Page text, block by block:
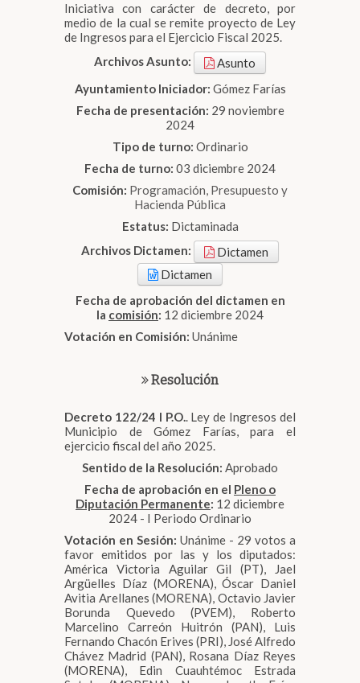
Iniciativa con carácter de decreto, por
medio de la cual se remite proyecto de Ley
de Ingresos para el Ejercicio Fiscal 2025.
Archivos Asunto:
Asunto
Ayuntamiento Iniciador: Gómez Farías
Fecha de presentación: 29 noviembre
2024
Tipo de turno: Ordinario
Fecha de turno: 03 diciembre 2024
Comisión: Programación, Presupuesto y
Hacienda Pública
Estatus: Dictaminada
Archivos Dictamen:
Dictamen
Dictamen
Fecha de aprobación del dictamen en
la comisión: 12 diciembre 2024
Votación en Comisión: Unánime
Resolución
Decreto 122/24 I P.O.. Ley de Ingresos del
Municipio de Gómez Farías, para el
ejercicio fiscal del año 2025.
Sentido de la Resolución: Aprobado
Fecha de aprobación en el Pleno o
Diputación Permanente: 12 diciembre
2024 - I Periodo Ordinario
Votación en Sesión: Unánime - 29 votos a
favor emitidos por las y los diputados:
América Victoria Aguilar Gil (PT), Jael
Argüelles Díaz (MORENA), Óscar Daniel
Avitia Arellanes (MORENA), Octavio Javier
Borunda Quevedo (PVEM), Roberto
Marcelino Carreón Huitrón (PAN), Luis
Fernando Chacón Erives (PRI), José Alfredo
Chávez Madrid (PAN), Rosana Díaz Reyes
(MORENA), Edin Cuauhtémoc Estrada